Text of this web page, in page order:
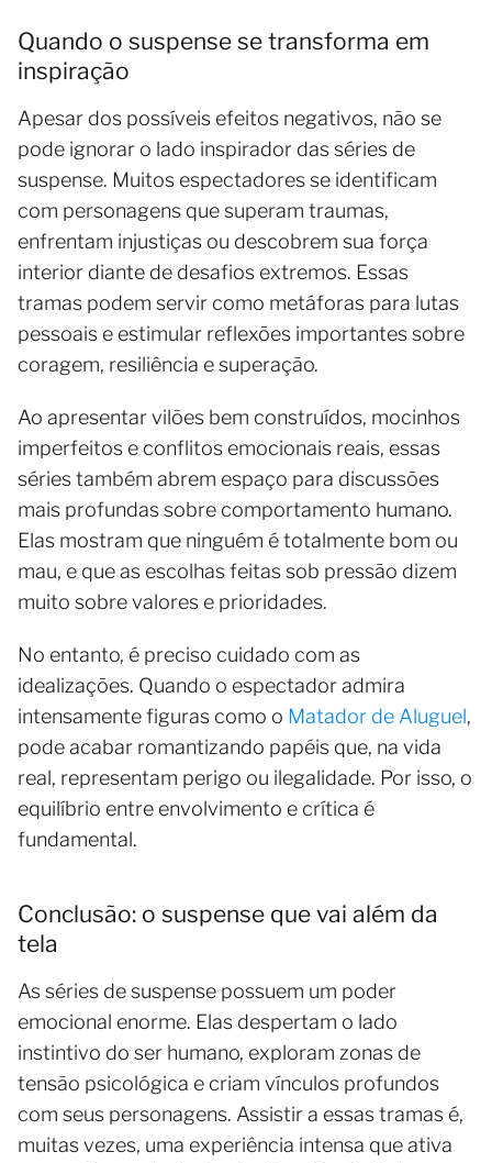
Quando o suspense se transforma em
inspiração
Apesar dos possíveis efeitos negativos, não se
pode ignorar o lado inspirador das séries de
suspense. Muitos espectadores se identificam
com personagens que superam traumas,
enfrentam injustiças ou descobrem sua força
interior diante de desafios extremos. Essas
tramas podem servir como metáforas para lutas
pessoais e estimular reflexões importantes sobre
coragem, resiliência e superação.
Ao apresentar vilões bem construídos, mocinhos
imperfeitos e conflitos emocionais reais, essas
séries também abrem espaço para discussões
mais profundas sobre comportamento humano.
Elas mostram que ninguém é totalmente bom ou
mau, e que as escolhas feitas sob pressão dizem
muito sobre valores e prioridades.
No entanto, é preciso cuidado com as
idealizações. Quando o espectador admira
intensamente figuras como o Matador de Aluguel,
pode acabar romantizando papéis que, na vida
real, representam perigo ou ilegalidade. Por isso, o
equilíbrio entre envolvimento e crítica é
fundamental.
Conclusão: o suspense que vai além da
tela
As séries de suspense possuem um poder
emocional enorme. Elas despertam o lado
instintivo do ser humano, exploram zonas de
tensão psicológica e criam vínculos profundos
com seus personagens. Assistir a essas tramas é,
muitas vezes, uma experiência intensa que ativa